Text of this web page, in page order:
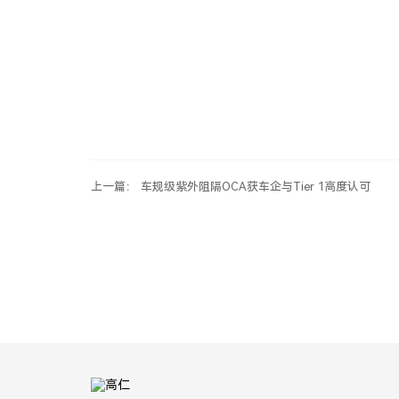
上一篇： 车规级紫外阻隔OCA获车企与Tier 1高度认可